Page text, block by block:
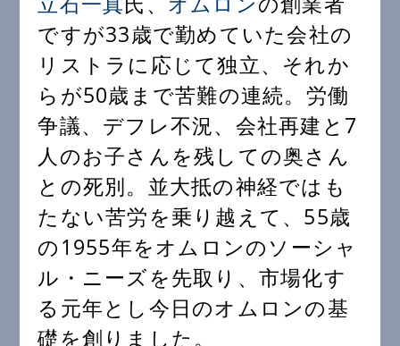
ですが33歳で勤めていた会社の
リストラに応じて独立、それか
らが50歳まで苦難の連続。労働
争議、デフレ不況、会社再建と7
人のお子さんを残しての奥さん
との死別。並大抵の神経ではも
たない苦労を乗り越えて、55歳
の1955年をオムロンのソーシャ
ル・ニーズを先取り、市場化す
る元年とし今日のオムロンの基
礎を創りました。